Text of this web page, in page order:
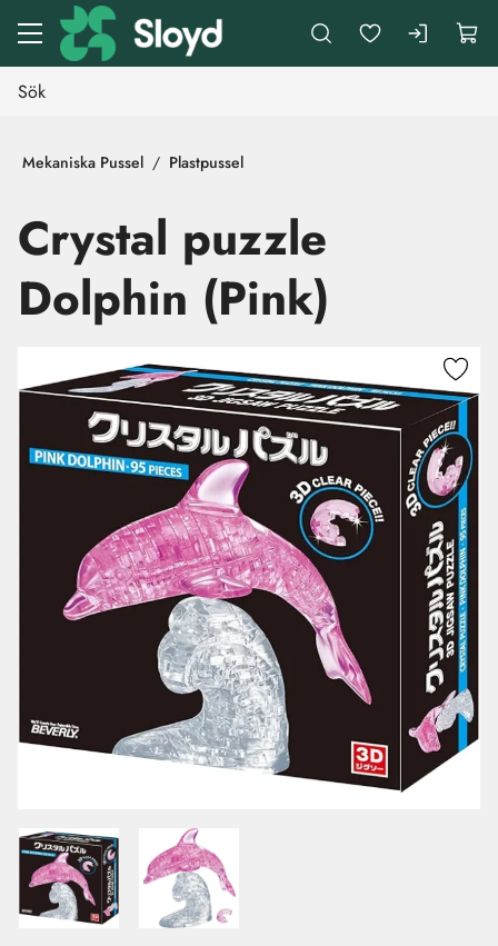
Gå till huvudinnehåll
Mekaniska Pussel Plastpussel
Crystal puzzle
Dolphin (Pink)